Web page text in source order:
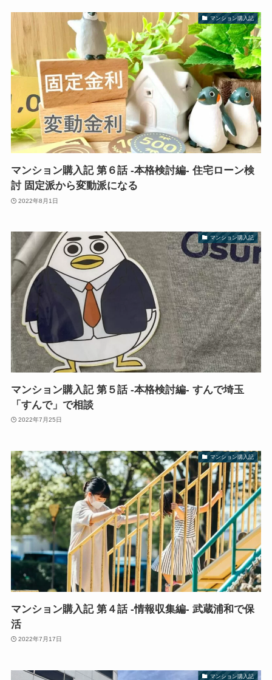
マンション購入記
マンション購入記 第６話 -本格検討編- 住宅ローン検
討 固定派から変動派になる
2022年8月1日
マンション購入記
マンション購入記 第５話 -本格検討編- すんで埼玉
「すんで」で相談
2022年7月25日
マンション購入記
マンション購入記 第４話 -情報収集編- 武蔵浦和で保
活
2022年7月17日
マンション購入記